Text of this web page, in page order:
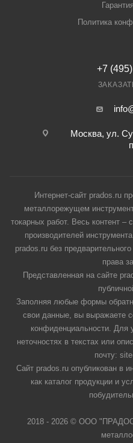
Политика
+7
Москва, ул.
Интернет-сайт prados.ru
металлорежущем
токарных работ. Весь контент –
производителей
prados.ru без
права
Представленная на сайте
Заполняя любые формы
свои данные, вы выражаете
конфиденциальности. Для
неточностях в текстах или
почту:
Сайт prados.ru опубликован в
как каталог продукции и
2018 - 2026 © ООО